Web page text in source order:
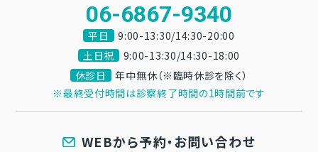
06-6867-9340
平日
9:00-13:30/14:30-20:00
土日祝
9:00-13:30/14:30-18:00
休診日
年中無休（※臨時休診を除く）
※最終受付時間は診察終了時間の1時間前です
WEBから予約・お問い合わせ